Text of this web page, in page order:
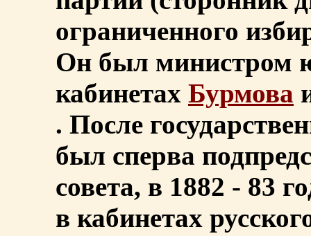
ограниченного
Он был министром
кабинетах Бурмова
. После
был сперва
совета, в 1882 - 83
в кабинетах